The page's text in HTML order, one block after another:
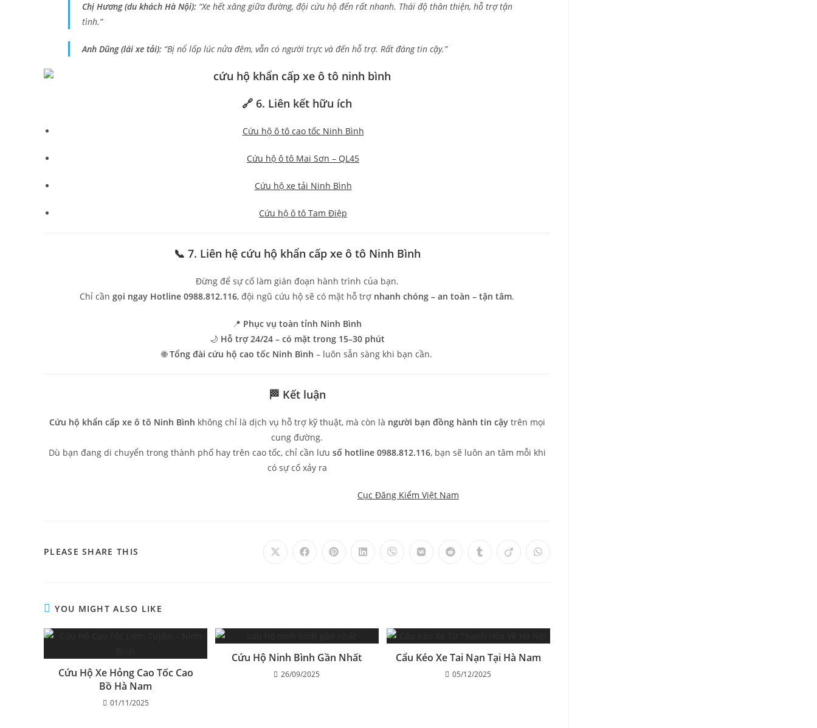
Chị Hương (du khách Hà Nội): “Xe hết xăng giữa đường, đội cứu hộ đến rất nhanh. Thái độ thân thiện, hỗ trợ tận
tình.”
Anh Dũng (lái xe tải): “Bị nổ lốp lúc nửa đêm, vẫn có người trực và đến hỗ trợ. Rất đáng tin cậy.”
🔗 6. Liên kết hữu ích
Cứu hộ ô tô cao tốc Ninh Bình
Cứu hộ ô tô Mai Sơn – QL45
Cứu hộ xe tải Ninh Bình
Cứu hộ ô tô Tam Điệp
📞 7. Liên hệ cứu hộ khẩn cấp xe ô tô Ninh Bình
Đừng để sự cố làm gián đoạn hành trình của bạn.
Chỉ cần gọi ngay Hotline 0988.812.116, đội ngũ cứu hộ sẽ có mặt hỗ trợ nhanh chóng – an toàn – tận tâm.
📍 Phục vụ toàn tỉnh Ninh Bình
🌙 Hỗ trợ 24/24 – có mặt trong 15–30 phút
🌐Tổng đài cứu hộ cao tốc Ninh Bình – luôn sẵn sàng khi bạn cần.
🏁 Kết luận
Cứu hộ khẩn cấp xe ô tô Ninh Bình không chỉ là dịch vụ hỗ trợ kỹ thuật, mà còn là người bạn đồng hành tin cậytrên mọi
cung đường.
Dù bạn đang di chuyển trong thành phố hay trên cao tốc, chỉ cần lưu số hotline 0988.812.116, bạn sẽ luôn an tâm mỗi khi
có sự cố xảy ra
Cục Đăng Kiểm Việt Nam
PLEASE SHARE THIS
YOU MIGHT ALSO LIKE
Cứu Hộ Xe Hỏng Cao Tốc Cao
Bồ Hà Nam
01/11/2025
Cứu Hộ Ninh Bình Gần Nhất
26/09/2025
Cẩu Kéo Xe Tai Nạn Tại Hà Nam
05/12/2025